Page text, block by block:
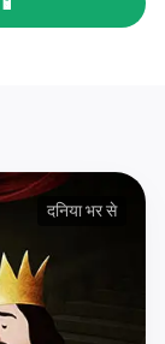
दनिया भर से